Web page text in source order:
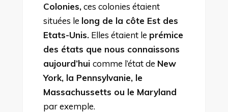
Colonies,ces colonies étaient
situées le long de la côte Est des
Etats-Unis.Elles étaient le prémice
des états que nous connaissons
aujourd’hui comme l’état de New
York, la Pennsylvanie, le
Massachussetts ou le Maryland
par exemple.